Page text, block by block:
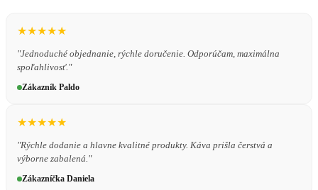
★★★★★
"Jednoduché objednanie, rýchle doručenie. Odporúčam, maximálna
spoľahlivosť."
Zákazník Paldo
★★★★★
"Rýchle dodanie a hlavne kvalitné produkty. Káva prišla čerstvá a
výborne zabalená."
Zákazníčka Daniela